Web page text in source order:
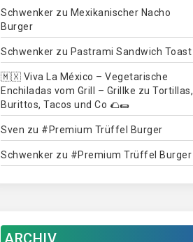
Schwenker zu Mexikanischer Nacho
Burger
Schwenker zu Pastrami Sandwich Toast
🇲🇽 Viva La México – Vegetarische
Enchiladas vom Grill – Grillke zu Tortillas,
Burittos, Tacos und Co 🌮🌯
Sven zu #Premium Trüffel Burger
Schwenker zu #Premium Trüffel Burger
ARCHIV